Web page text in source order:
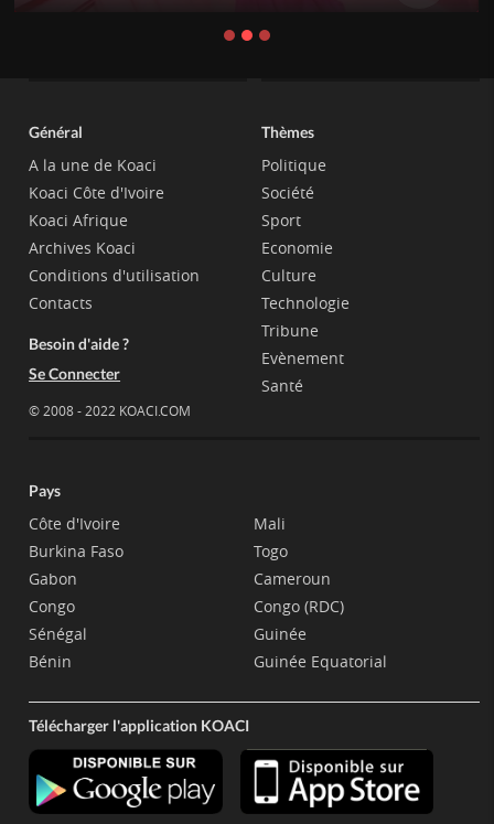
Général
A la une de Koaci
Koaci Côte d'Ivoire
Koaci Afrique
Archives Koaci
Conditions d'utilisation
Contacts
Besoin d'aide ?
Se Connecter
© 2008 - 2022 KOACI.COM
Thèmes
Politique
Société
Sport
Economie
Culture
Technologie
Tribune
Evènement
Santé
Pays
Côte d'Ivoire
Burkina Faso
Gabon
Congo
Sénégal
Bénin
Mali
Togo
Cameroun
Congo (RDC)
Guinée
Guinée Equatorial
Télécharger l'application KOACI